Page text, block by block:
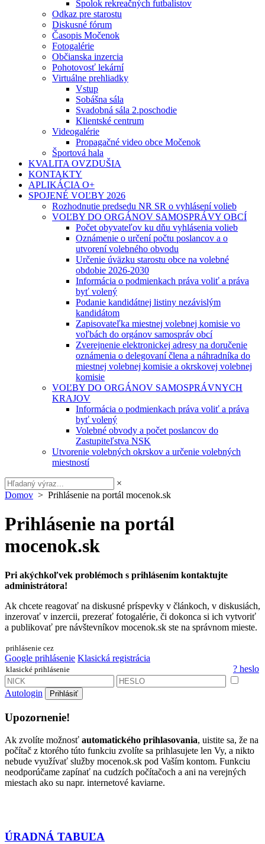
Spolok rekreačných futbalistov
Odkaz pre starostu
Diskusné fórum
Časopis Močenok
Fotogalérie
Občianska inzercia
Pohotovosť lekární
Virtuálne prehliadky
Vstup
Sobášna sála
Svadobná sála 2.poschodie
Klientské centrum
Videogalérie
Propagačné video obce Močenok
Športová hala
KVALITA OVZDUŠIA
KONTAKTY
APLIKÁCIA O+
SPOJENÉ VOĽBY 2026
Rozhodnutie predsedu NR SR o vyhlásení volieb
VOĽBY DO ORGÁNOV SAMOSPRÁVY OBCÍ
Počet obyvateľov ku dňu vyhlásenia volieb
Oznámenie o určení počtu poslancov a o
utvorení volebného obvodu
Určenie úväzku starostu obce na volebné
obdobie 2026-2030
Informácia o podmienkach práva voliť a práva
byť volený
Podanie kandidátnej listiny nezávislým
kandidátom
Zapisovateľka miestnej volebnej komisie vo
voľbách do orgánov samospráv obcí
Zverejnenie elektronickej adresy na doručenie
oznámenia o delegovaní člena a náhradníka do
miestnej volebnej komisie a okrskovej volebnej
komisie
VOĽBY DO ORGÁNOV SAMOSPRÁVNYCH
KRAJOV
Informácia o podmienkach práva voliť a práva
byť volený
Volebné obvody a počet poslancov do
Zastupiteľstva NSK
Utvorenie volebných okrskov a určenie volebných
miestností
×
Domov > Prihlásenie na portál mocenok.sk
Prihlásenie na portál
mocenok.sk
Pri akýchkoľvek problémoch s prihlásením kontaktujte
administrátora!
Ak chcete reagovať na diskusné príspevky v článkoch, v diskusiách,
inzerovať v inzercii, prezerať fotogalérie, či dokonca si ich vytvoriť
a publikovať pre návštevníkov mocenok.sk ste na správnom mieste.
prihlásenie cez
Google prihlásenie Klasická registrácia
klasické prihlásenie ? heslo
Autologin Prihlásiť
Upozornenie!
Ak zvolíte možnosť automatického prihlasovania, uistite sa, že na
počítač z ktorého túto funkciu zvolíte sa prihlasujete len Vy, a nikto
nebude využívať služby mocenok.sk pod Vaším kontom. Funkciu
neodporúčame zapínať na cudzích počítačoch a ani na verejných
miestach ako su napr. internetové kaviarne.
ÚRADNÁ TABUĽA